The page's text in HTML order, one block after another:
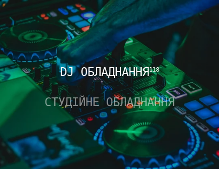
DJ ОБЛАДНАННЯ118
СТУДІЙНЕ ОБЛАДНАННЯ